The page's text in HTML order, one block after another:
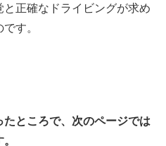
正確なドライビングが求め
す。
ところで、次のページでは